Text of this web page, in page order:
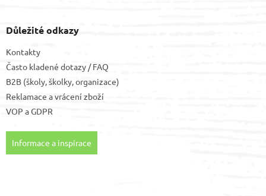
Důležité odkazy
Kontakty
Často kladené dotazy / FAQ
B2B (školy, školky, organizace)
Reklamace a vrácení zboží
VOP aGDPR
Informace a inspirace